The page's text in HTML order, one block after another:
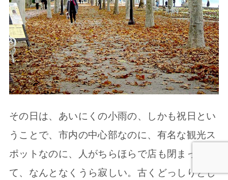
その日は、あいにくの小雨の、しかも祝日とい
うことで、市内の中心部なのに、有名な観光ス
ポットなのに、人がちらほらで店も閉まってい
て、なんとなくうら寂しい。古くどっしりとし